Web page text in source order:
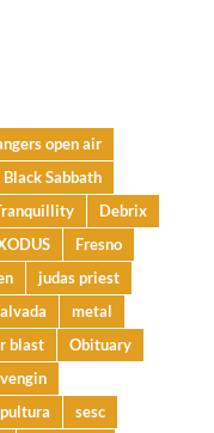
open air
Black Sabbath
Debrix
Fresno
judas priest
metal
blast
Obituary
sesc